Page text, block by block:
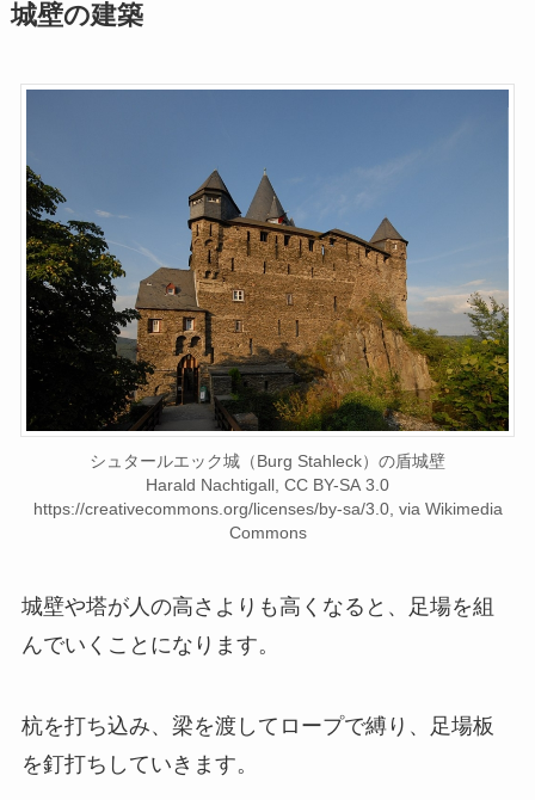
城壁の建築
シュタールエック城（Burg Stahleck）の盾城壁
Harald Nachtigall, CC BY-SA 3.0
https://creativecommons.org/licenses/by-sa/3.0, via Wikimedia
Commons
城壁や塔が人の高さよりも高くなると、足場を組
んでいくことになります。
杭を打ち込み、梁を渡してロープで縛り、足場板
を釘打ちしていきます。